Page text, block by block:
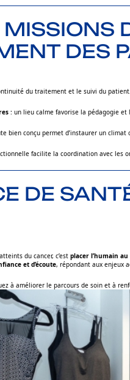
DES
du traitement et le suivi du
: un lieu calme favorise la pédagogie et
bien conçu permet d’instaurer un
facilite la coordination avec les
DE
du cancer, c’est placer l’humain
et d’écoute, répondant aux enjeux
à améliorer le parcours de soin et à